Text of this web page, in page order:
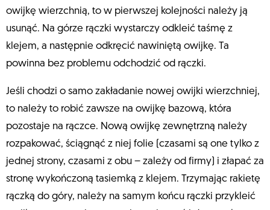
owijkę wierzchnią, to w pierwszej kolejności należy ją
usunąć. Na górze rączki wystarczy odkleić taśmę z
klejem, a następnie odkręcić nawiniętą owijkę. Ta
powinna bez problemu odchodzić od rączki.
Jeśli chodzi o samo zakładanie nowej owijki wierzchniej,
to należy to robić zawsze na owijkę bazową, która
pozostaje na rączce. Nową owijkę zewnętrzną należy
rozpakować, ściągnąć z niej folie (czasami są one tylko z
jednej strony, czasami z obu – zależy od firmy) i złapać za
stronę wykończoną tasiemką z klejem. Trzymając rakietę
rączką do góry, należy na samym końcu rączki przykleić